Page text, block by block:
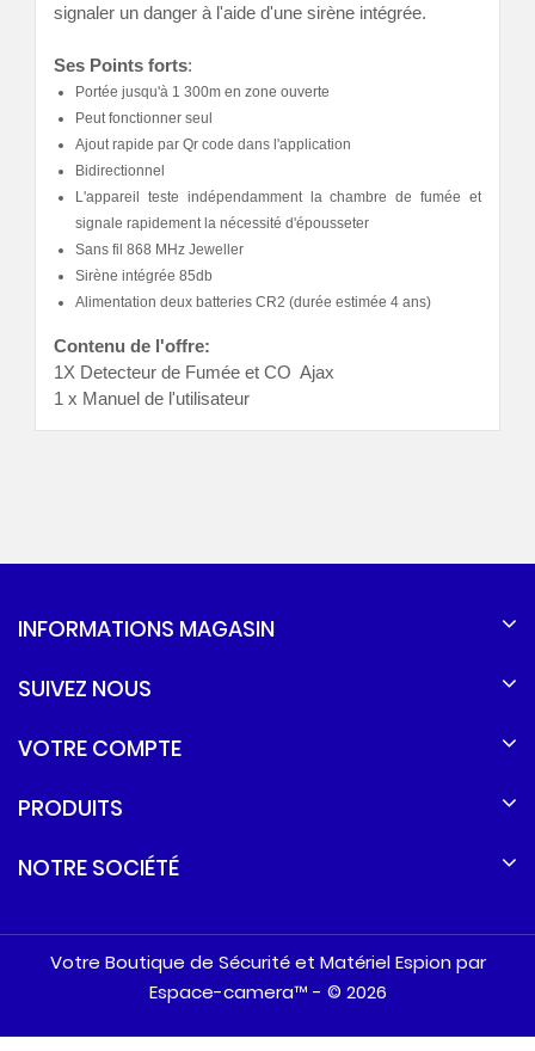
signaler un danger à l'aide d'une sirène intégrée.
Ses Points forts:
Portée jusqu'à 1 300m en zone ouverte
Peut fonctionner seul
Ajout rapide par Qr code dans l'application
Bidirectionnel
L'appareil teste indépendamment la chambre de fumée et
signale rapidement la nécessité d'épousseter
Sans fil 868 MHz Jeweller
Sirène intégrée 85db
Alimentation deux batteries CR2 (durée estimée 4 ans)
Contenu de l'offre:
1X Detecteur de Fumée et CO Ajax
1 x Manuel de l'utilisateur
INFORMATIONS MAGASIN
SUIVEZ NOUS
VOTRE COMPTE
PRODUITS
NOTRE SOCIÉTÉ
Votre Boutique de Sécurité et Matériel Espion par
Espace-camera™ - © 2026